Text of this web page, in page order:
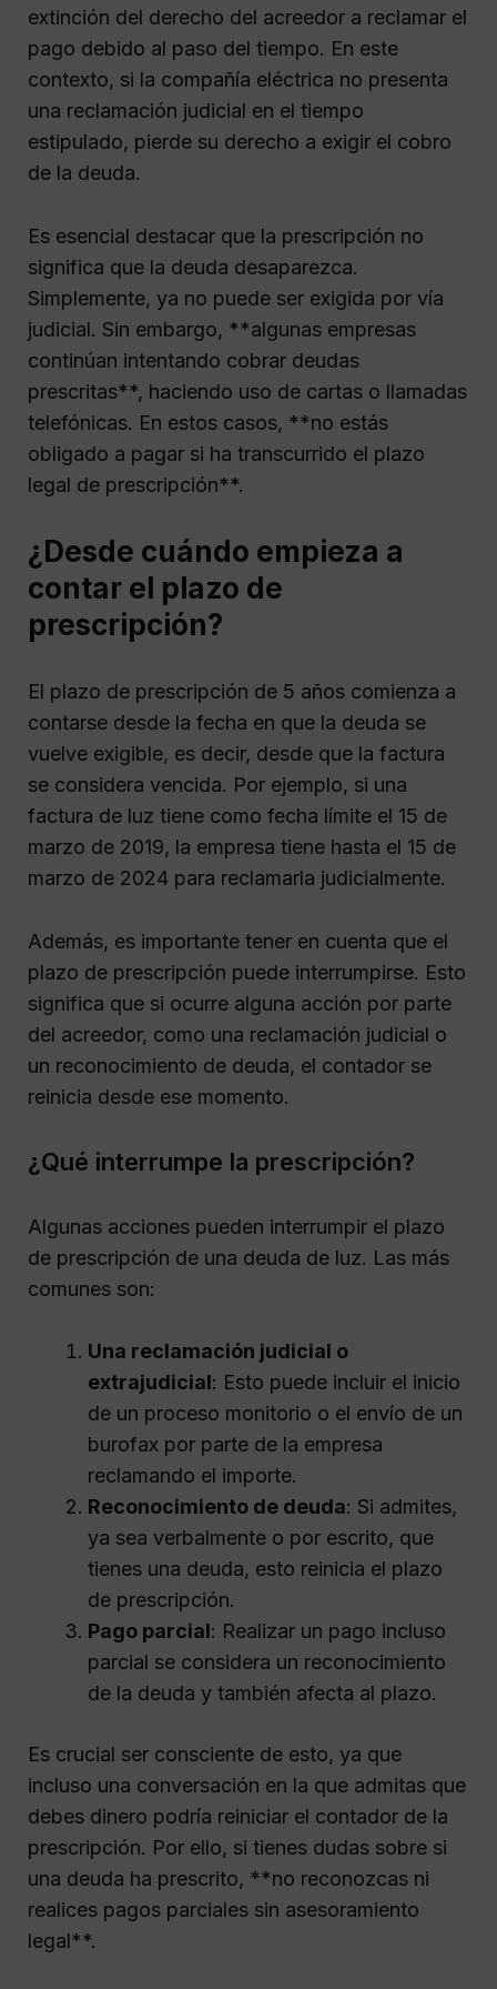
extinción del derecho del acreedor a reclamar el
pago debido al paso del tiempo. En este
contexto, si la compañía eléctrica no presenta
una reclamación judicial en el tiempo
estipulado, pierde su derecho a exigir el cobro
de la deuda.
Es esencial destacar que la prescripción no
significa que la deuda desaparezca.
Simplemente, ya no puede ser exigida por vía
judicial. Sin embargo, **algunas empresas
continúan intentando cobrar deudas
prescritas**, haciendo uso de cartas o llamadas
telefónicas. En estos casos, **no estás
obligado a pagar si ha transcurrido el plazo
legal de prescripción**.
¿Desde cuándo empieza a
contar el plazo de
prescripción?
El plazo de prescripción de 5 años comienza a
contarse desde la fecha en que la deuda se
vuelve exigible, es decir, desde que la factura
se considera vencida. Por ejemplo, si una
factura de luz tiene como fecha límite el 15 de
marzo de 2019, la empresa tiene hasta el 15 de
marzo de 2024 para reclamarla judicialmente.
Además, es importante tener en cuenta que el
plazo de prescripción puede interrumpirse. Esto
significa que si ocurre alguna acción por parte
del acreedor, como una reclamación judicial o
un reconocimiento de deuda, el contador se
reinicia desde ese momento.
¿Qué interrumpe la prescripción?
Algunas acciones pueden interrumpir el plazo
de prescripción de una deuda de luz. Las más
comunes son:
Una reclamación judicial o
extrajudicial: Esto puede incluir el inicio
de un proceso monitorio o el envío de un
burofax por parte de la empresa
reclamando el importe.
Reconocimiento de deuda: Si admites,
ya sea verbalmente o por escrito, que
tienes una deuda, esto reinicia el plazo
de prescripción.
Pago parcial: Realizar un pago incluso
parcial se considera un reconocimiento
de la deuda y también afecta al plazo.
Es crucial ser consciente de esto, ya que
incluso una conversación en la que admitas que
debes dinero podría reiniciar el contador de la
prescripción. Por ello, si tienes dudas sobre si
una deuda ha prescrito, **no reconozcas ni
realices pagos parciales sin asesoramiento
legal**.